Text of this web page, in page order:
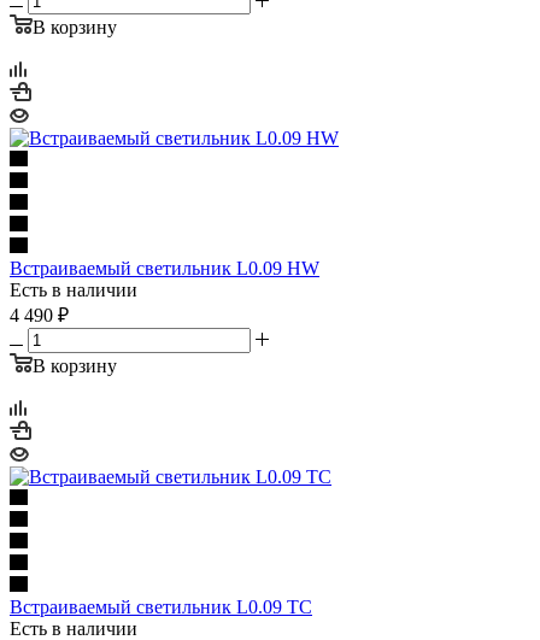
В корзину
Встраиваемый светильник L0.09 HW
Есть в наличии
4 490 ₽
В корзину
Встраиваемый светильник L0.09 TC
Есть в наличии